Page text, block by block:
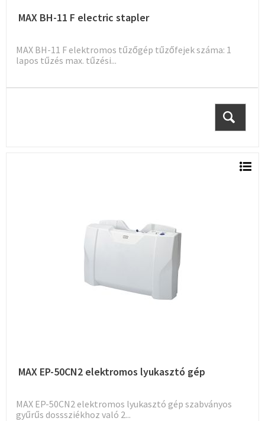
MAX BH-11 F electric stapler
MAX BH-11 F elektromos tűzőgép tűzőfejek száma: 1
lapos tűzés max. tűzési...
MAX EP-50CN2 elektromos lyukasztó gép
MAX EP-50CN2 elektromos lyukasztó gép szabványos
gyűrűs dosssziékhoz való 2...